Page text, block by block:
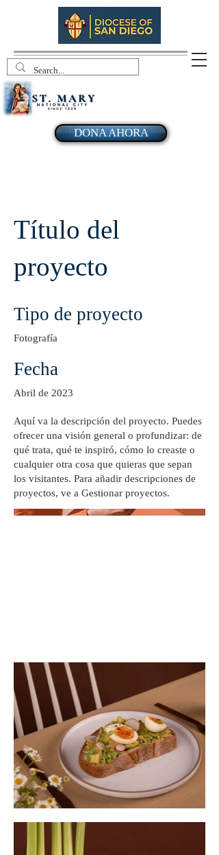
DONA AHORA
Título del
proyecto
Tipo de proyecto
Fotografía
Fecha
Abril de 2023
Aquí va la descripción del proyecto. Puedes
ofrecer una visión general o profundizar: de
qué trata, qué te inspiró, cómo lo creaste o
cualquier otra cosa que quieras que sepan
los visitantes. Para añadir descripciones de
proyectos, ve a Gestionar proyectos.